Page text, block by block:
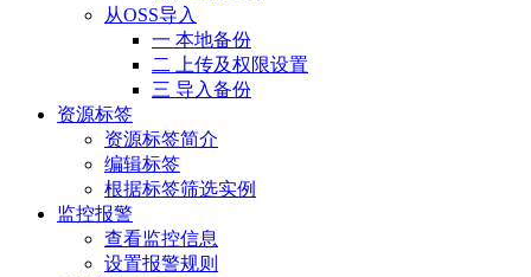
从OSS导入
一 本地备份
二 上传及权限设置
三 导入备份
资源标签
资源标签简介
编辑标签
根据标签筛选实例
监控报警
查看监控信息
设置报警规则